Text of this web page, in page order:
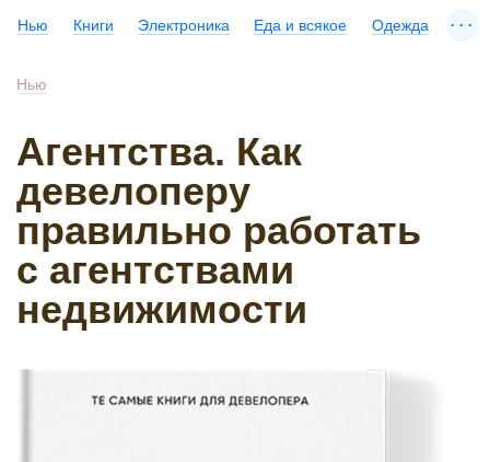
Нью Книги Электроника Еда и всякое Одежда ...
Нью
Агентства. Как
девелоперу
правильно работать
с агентствами
недвижимости